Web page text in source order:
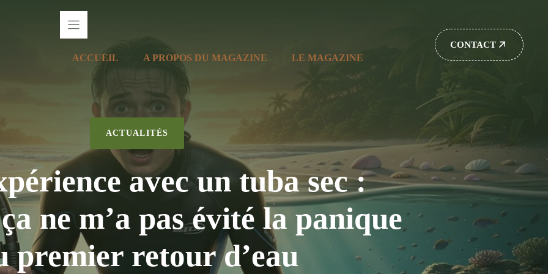
ACCUEIL A PROPOS DU MAGAZINE LE MAGAZINE
CONTACT
ACTUALITÉS
avec un tuba sec :
ne m’a pas évité la panique
premier retour d’eau